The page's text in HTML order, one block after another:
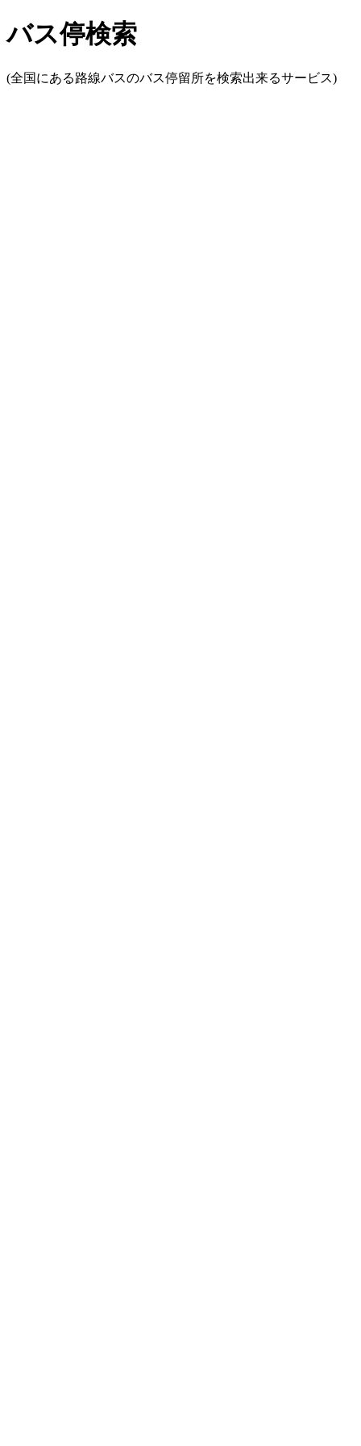
バス停検索
(全国にある路線バスのバス停留所を検索出来るサービス)